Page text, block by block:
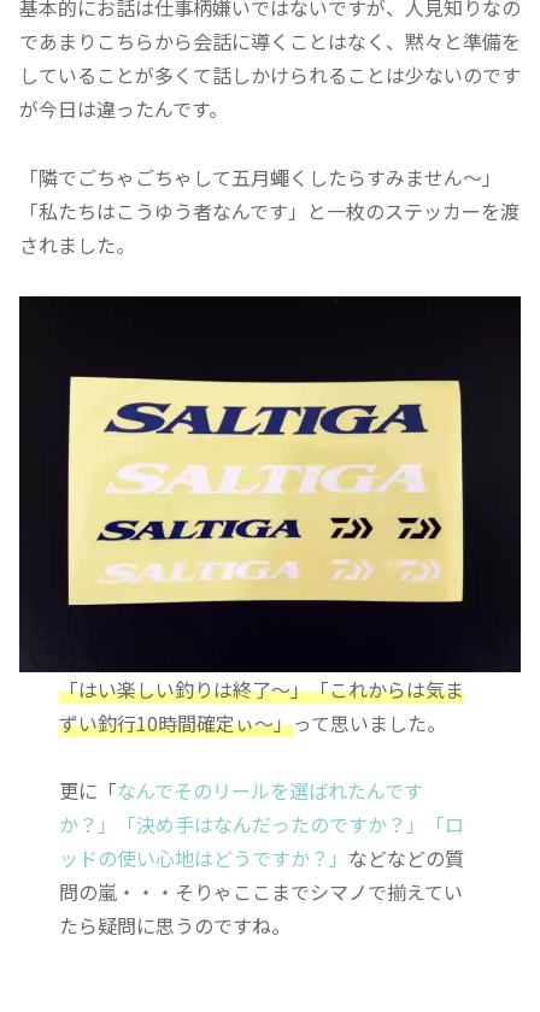
基本的にお話は仕事柄嫌いではないですが、人見知りなの
であまりこちらから会話に導くことはなく、黙々と準備を
していることが多くて話しかけられることは少ないのです
が今日は違ったんです。
「隣でごちゃごちゃして五月蠅くしたらすみません～」
「私たちはこうゆう者なんです」と一枚のステッカーを渡
されました。
「はい楽しい釣りは終了～」「これからは気ま
ずい釣行10時間確定ぃ～」って思いました。
更に「なんでそのリールを選ばれたんです
か？」「決め手はなんだったのですか？」「ロ
ッドの使い心地はどうですか？」 などなどの質
問の嵐・・・そりゃここまでシマノで揃えてい
たら疑問に思うのですね。